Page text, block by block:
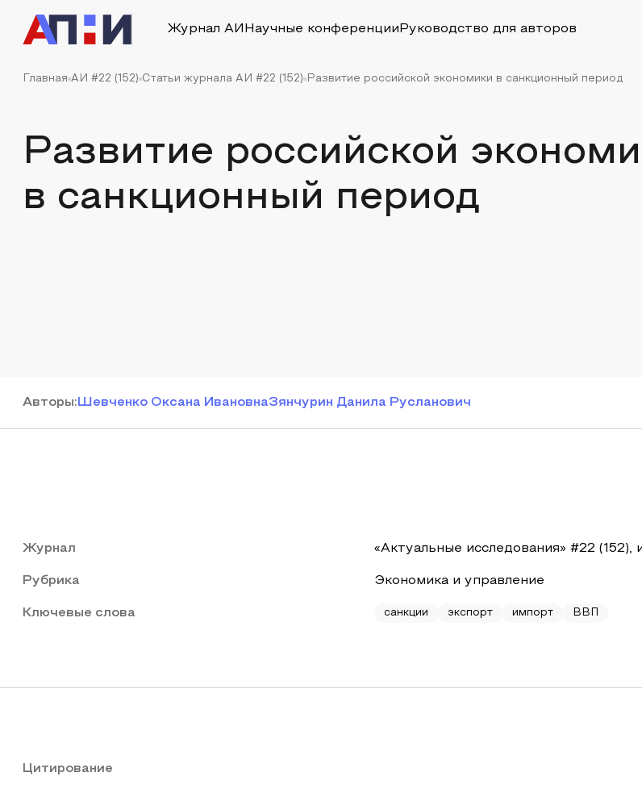
Журнал АИ Научные конференции Руководство для авторов
Главная АИ #22 (152) Статьи журнала АИ #22 (152) Развитие российской экономики в санкционный период
Развитие российской
в санкционный период
Авторы: Шевченко Оксана ИвановнаЗянчурин Данила Русланович
Журнал «Актуальные исследования» #22 (152),
Рубрика Экономика и управление
Ключевые слова санкции экспорт импорт ВВП
Цитирование